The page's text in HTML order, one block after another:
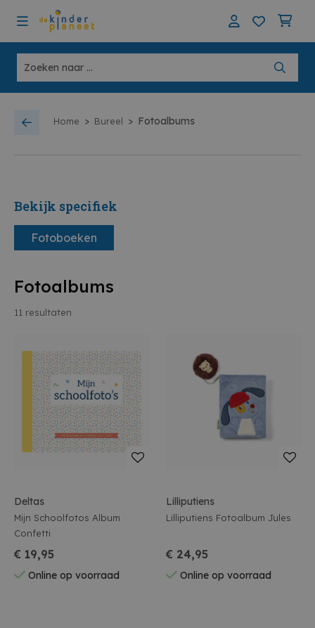
Home > Bureel > Fotoalbums
Bekijk specifiek
Fotoboeken
Fotoalbums
11 resultaten
Deltas
Mijn Schoolfotos Album
Confetti
€ 19,95
Online op voorraad
Lilliputiens
Lilliputiens Fotoalbum Jules
€ 24,95
Online op voorraad